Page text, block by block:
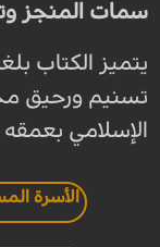
سمات المنجز
يتميز الكتاب
تسنیم ورحیق
الإسلامي
الأسرة